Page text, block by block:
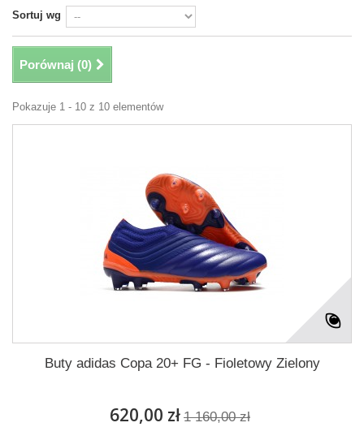
Sortuj wg
Porównaj (0)
Pokazuje 1 - 10 z 10 elementów
Buty adidas Copa 20+ FG - Fioletowy Zielony
620,00 zł 1 160,00 zł